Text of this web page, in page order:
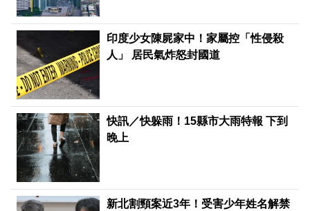
印度少女陳屍家中！家屬控「性侵殺
人」 居民氣炸怒封國道
快訊／快躲雨！15縣市大雨特報 下到
晚上
新北割頸案近3年！受害少年姓名解禁